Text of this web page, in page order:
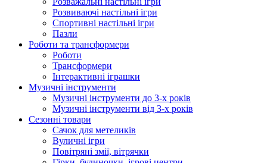
Розвиваючі настільні ігри
Спортивні настільні ігри
Пазли
Роботи та трансформери
Роботи
Трансформери
Інтерактивні іграшки
Музичні інструменти
Музичні інструменти до 3-х років
Музичні інструменти від 3-х років
Сезонні товари
Сачок для метеликів
Вуличні ігри
Повітряні змії, вітрячки